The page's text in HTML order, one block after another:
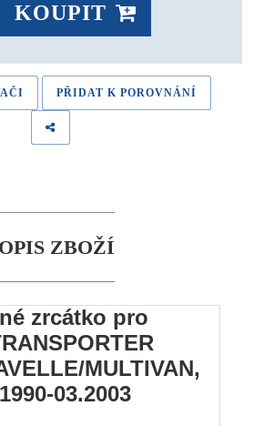
KOUPIT
PŘIDAT K POROVNÁNÍ
ZBOŽÍ
zrcátko pro
MULTIVAN,
03.2003